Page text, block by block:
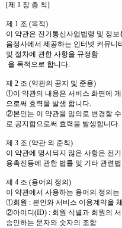
[제 1 장 총 칙]
제 1 조 (목적)
이 약관은 전기통신사업법령 및 정
음정사에서 제공하는 인터넷 커뮤
및 절차에 관한 사항을 규정함
을 목적으로 합니다.
제 2 조 (약관의 공지 및 준용)
①이 약관의 내용은 서비스 화면에
으로써 효력을 발생 합니다.
②본인는 이 약관을 임의로 변경할
로 공지함으로써 효력을 발생합니다.
제 3 조 (약관 외 준칙)
이 약관에 명시되지 않은 사항은 전
용촉진등에 관한 법률 및 기타 관련
제 4 조 (용어의 정의)
이 약관에서 사용하는 용어의 정의는
①회원 : 본인와 서비스 이용계약을
②아이디(ID) : 회원 식별과 회원의
승인하는 문자와 숫자의 조합